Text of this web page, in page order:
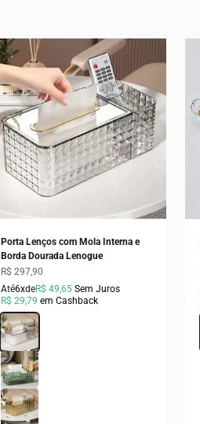
Porta Lenços com Mola Interna e
Borda Dourada Lenogue
Preço promocional
R$ 297,90
Até6xdeR$ 49,65 Sem Juros
R$ 29,79 em Cashback
Cor
Transparente
Verde
Dourado